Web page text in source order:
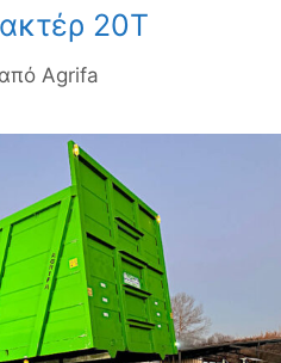
20Τ
από Agrifa